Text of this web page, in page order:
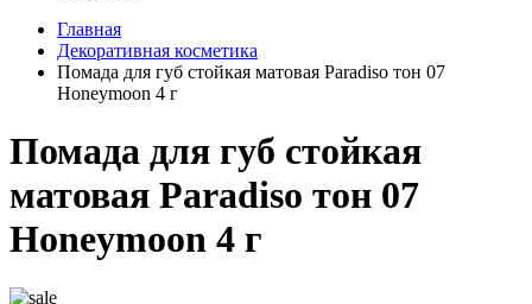
Главная
Декоративная косметика
Помада для губ стойкая матовая Paradiso тон 07
Honeymoon 4 г
Помада для губ стойкая
матовая Paradiso тон 07
Honeymoon 4 г